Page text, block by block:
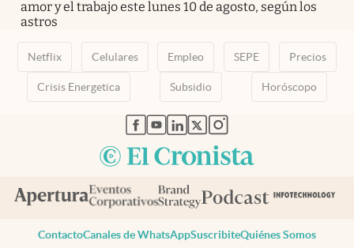
amor y el trabajo este lunes 10 de agosto, según los
astros
Netflix Celulares Empleo SEPE Precios
Crisis Energetica Subsidio Horóscopo
abre en nueva pestaña
abre en nueva pestaña
abre en nueva pestaña
abre en nueva pestaña
abre en nueva pestaña
ContactoCanales de WhatsAppSuscribiteQuiénes Somos